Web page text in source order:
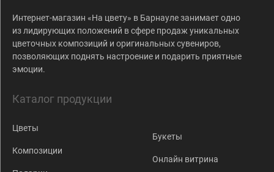
Интернет-магазин «На цвету» в Барнауле занимает одно
из лидирующих положений в сфере продаж уникальных
цветочных композиций и оригинальных сувениров,
позволяющих поднять настроение и подарить приятные
эмоции.
Каталог продукции
Цветы
Композиции
Букеты
Онлайн витрина